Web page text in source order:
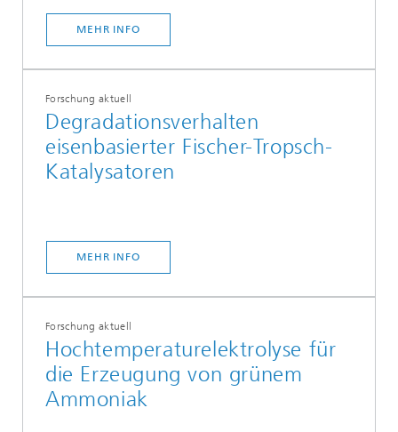
MEHR INFO
Forschung aktuell
Degradationsverhalten
eisenbasierter Fischer-Tropsch-
Katalysatoren
MEHR INFO
Forschung aktuell
Hochtemperaturelektrolyse für
die Erzeugung von grünem
Ammoniak